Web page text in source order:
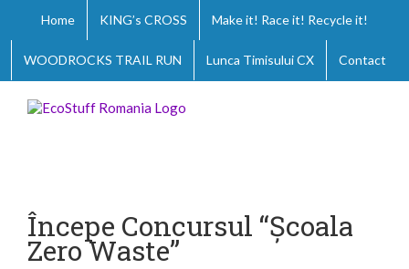
content
Home KING’s CROSS Make it! Race it! Recycle it!
WOODROCKS TRAIL RUN Lunca Timisului CX Contact
Larger
Image
Începe Concursul “Școala
Zero Waste”